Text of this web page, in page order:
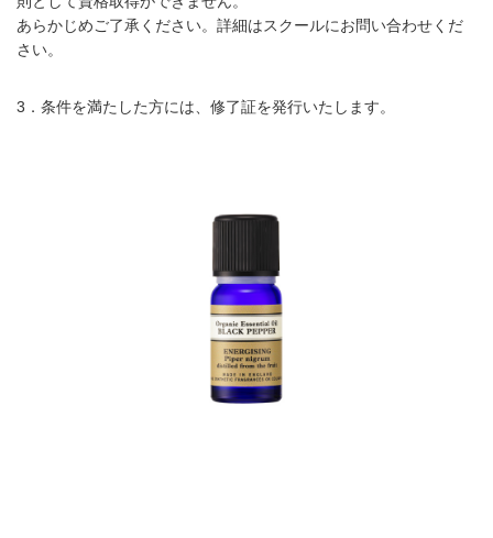
あらかじめご了承ください。詳細はスクールにお問い合わせくだ
さい。
3．条件を満たした方には、修了証を発行いたします。